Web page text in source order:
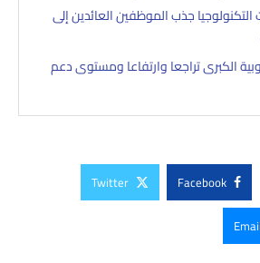
جذب الموظفين العائدين إلى
الكبرى تراجعا وارتفاعا ومستوى دعم
Facebook
Twitter
Email